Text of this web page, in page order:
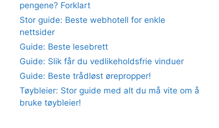
pengene? Forklart
Stor guide: Beste webhotell for enkle
nettsider
Guide: Beste lesebrett
Guide: Slik får du vedlikeholdsfrie vinduer
Guide: Beste trådløst ørepropper!
Tøybleier: Stor guide med alt du må vite om å
bruke tøybleier!